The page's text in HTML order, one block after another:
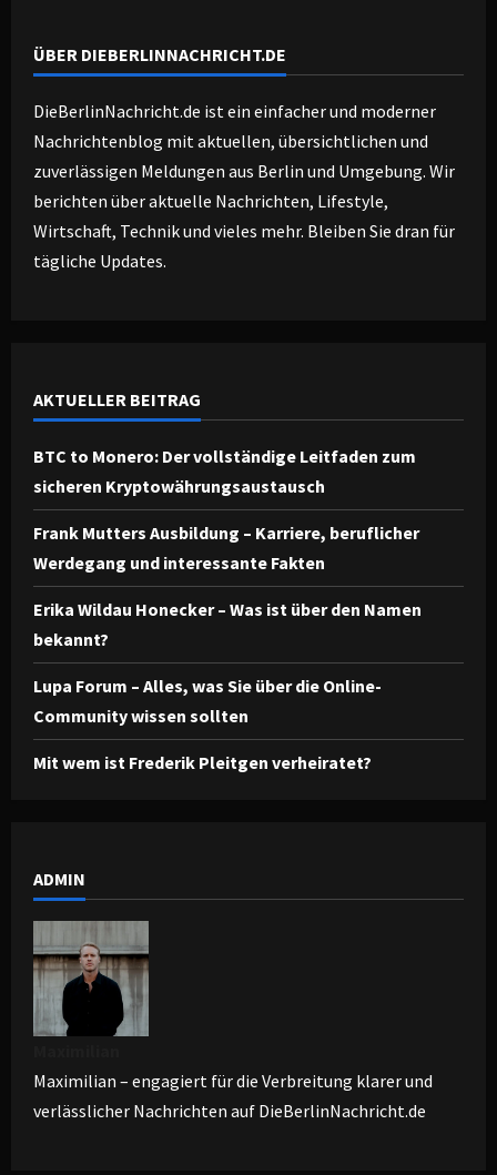
ÜBER DIEBERLINNACHRICHT.DE
DieBerlinNachricht.de ist ein einfacher und moderner
Nachrichtenblog mit aktuellen, übersichtlichen und
zuverlässigen Meldungen aus Berlin und Umgebung. Wir
berichten über aktuelle Nachrichten, Lifestyle,
Wirtschaft, Technik und vieles mehr. Bleiben Sie dran für
tägliche Updates.
AKTUELLER BEITRAG
BTC to Monero: Der vollständige Leitfaden zum
sicheren Kryptowährungsaustausch
Frank Mutters Ausbildung – Karriere, beruflicher
Werdegang und interessante Fakten
Erika Wildau Honecker – Was ist über den Namen
bekannt?
Lupa Forum – Alles, was Sie über die Online-
Community wissen sollten
Mit wem ist Frederik Pleitgen verheiratet?
ADMIN
Maximilian – engagiert für die Verbreitung klarer und
verlässlicher Nachrichten auf DieBerlinNachricht.de